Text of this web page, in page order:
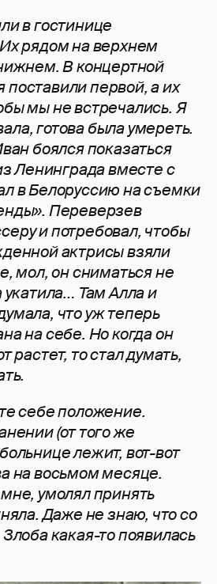
в гостинице
рядом на верхнем
В концертной
первой, а их
мы не встречались. Я
готова была умереть.
боялся показаться
Ленинграда вместе с
в Белоруссию на съемки
Переверзев
и потребовал, чтобы
актрисы взяли
мол, он сниматься не
укатила… Там Алла и
что уж теперь
на себе. Но когда он
растет, то стал думать,
себе положение.
(от того же
лежит, вот-вот
на восьмом месяце.
умолял принять
Даже не знаю, что со
какая-то появилась